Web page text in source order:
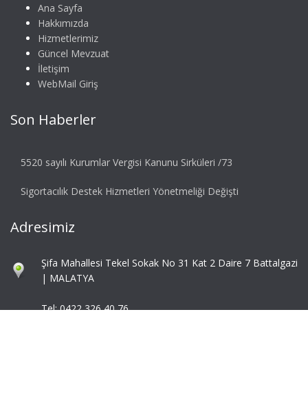
Ana Sayfa
Hakkımızda
Hizmetlerimiz
Güncel Mevzuat
İletişim
WebMail Giriş
Son Haberler
5520 sayılı Kurumlar Vergisi Kanunu Sirküleri /73
Sigortacılık Destek Hizmetleri Yönetmeliği Değişti
Adresimiz
Şifa Mahallesi Tekel Sokak No 31 Kat 2 Daire 7 Battalgazi
| MALATYA
Tel: 0422 326 40 76